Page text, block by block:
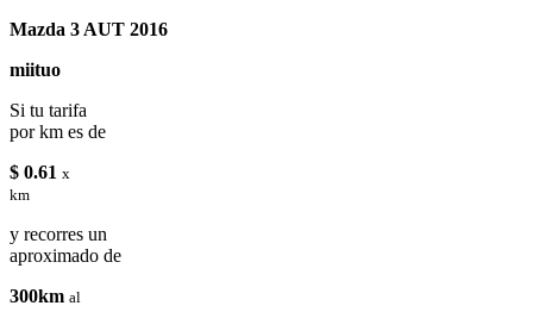
Mazda 3 AUT 2016
miituo
Si tu tarifa
por km es de
$ 0.61 x
km
y recorres un
aproximado de
300km al